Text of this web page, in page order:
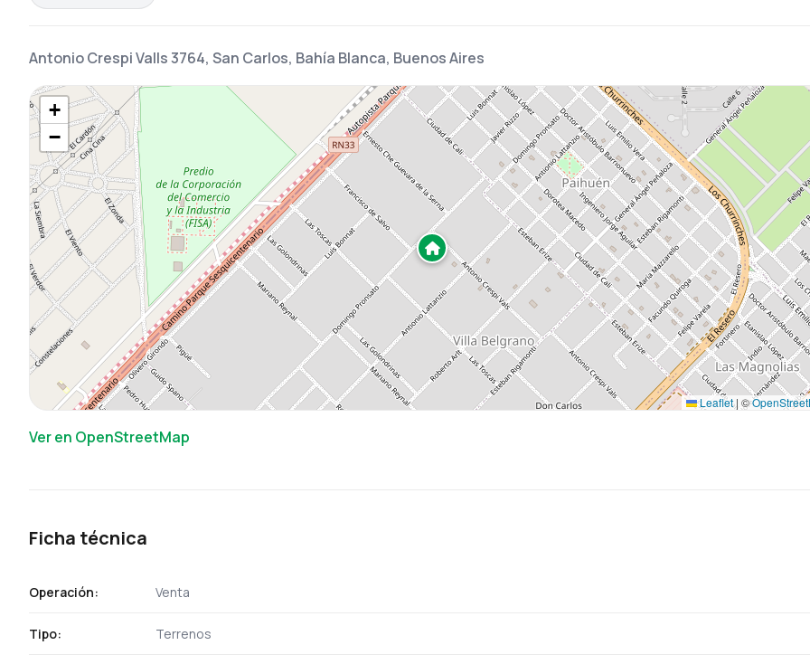
Antonio Crespi Valls 3764, San Carlos, Bahía Blanca, Buenos Aires
+
−
Leaflet | ©
Ver en OpenStreetMap
Ficha técnica
Operación: Venta
Tipo: Terrenos